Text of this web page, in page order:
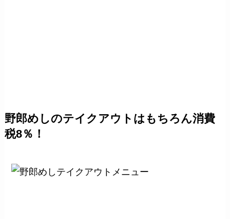
野郎めしのテイクアウトはもちろん消費
税8％！